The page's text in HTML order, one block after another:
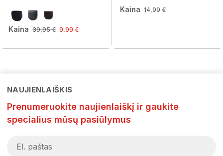
Kaina 39,95 € 9,99 €
Kaina 14,99 €
NAUJIENLAIŠKIS
Prenumeruokite naujienlaiškį ir gaukite
specialius mūsų pasiūlymus